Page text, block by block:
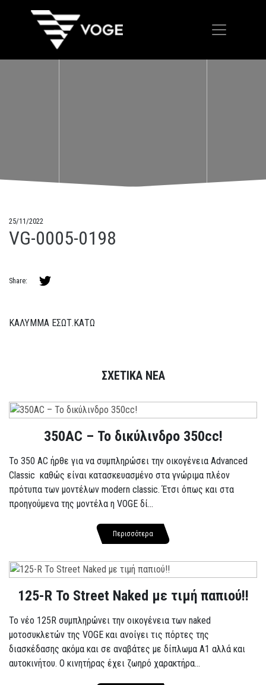
25/11/2022
VG-0005-0198
Share:
ΚΑΛΥΜΜΑ ΕΣΩΤ.ΚΑΤΩ
ΣΧΕΤΙΚΑ ΝΕΑ
350AC – Το δικύλινδρο 350cc!
To 350 AC ήρθε για να συμπληρώσει την οικογένεια Advanced
Classic καθώς είναι κατασκευασμένο στα γνώριμα πλέον
πρότυπα των μοντέλων modern classic. Έτσι όπως και στα
προηγούμενα της μοντέλα η VOGE δί...
Περισσότερα
125-R Το Street Naked με τιμή παπιού!!
Το νέο 125R συμπληρώνει την οικογένεια των naked
μοτοσυκλετών της VOGE και ανοίγει τις πόρτες της
διασκέδασης ακόμα και σε αναβάτες με δίπλωμα A1 αλλά και
αυτοκινήτου. Ο κινητήρας έχει ζωηρό χαρακτήρα...